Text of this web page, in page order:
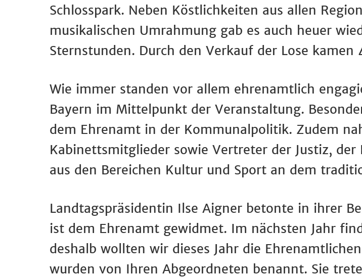
Schlosspark. Neben Köstlichkeiten aus allen
musikalischen Umrahmung gab es auch heuer
Sternstunden. Durch den Verkauf der Lose
Wie immer standen vor allem ehrenamtlich
Bayern im Mittelpunkt der Veranstaltung.
dem Ehrenamt in der Kommunalpolitik. Zudem
Kabinettsmitglieder sowie Vertreter der Justiz,
aus den Bereichen Kultur und Sport an dem
Landtagspräsidentin Ilse Aigner betonte in ihrer
ist dem Ehrenamt gewidmet. Im nächsten Jahr
deshalb wollten wir dieses Jahr die
wurden von Ihren Abgeordneten benannt. Sie